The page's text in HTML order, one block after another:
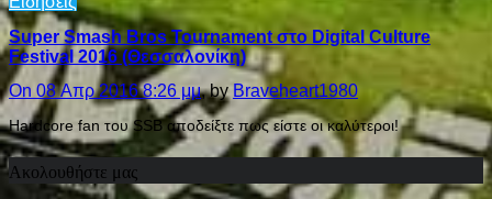
Super Smash Bros Tournament στο Digital Culture
Festival 2016 (Θεσσαλονίκη)
On 08 Απρ 2016 8:26 μμ, by Braveheart1980
Hardcore fan του SSB αποδείξτε πως είστε οι καλύτεροι!
Ακολουθήστε μας